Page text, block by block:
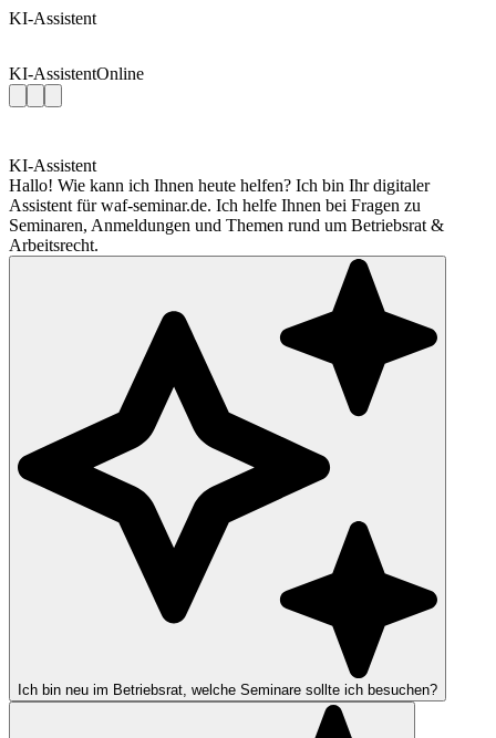
KI-Assistent
KI-AssistentOnline
KI-Assistent
Hallo! Wie kann ich Ihnen heute helfen? Ich bin Ihr digitaler
Assistent für waf-seminar.de. Ich helfe Ihnen bei Fragen zu
Seminaren, Anmeldungen und Themen rund um Betriebsrat &
Arbeitsrecht.
Ich bin neu im Betriebsrat, welche Seminare sollte ich besuchen?